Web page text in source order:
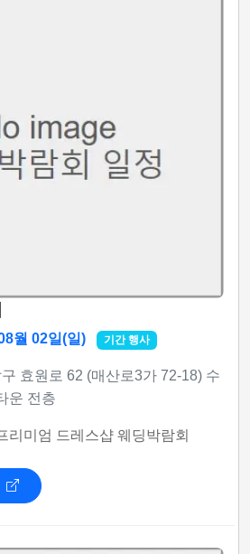
월 02일(일) 기간 행사
효원로 62 (매산로3가 72-18) 수
운 전층
리미엄 드레스샵 웨딩박람회